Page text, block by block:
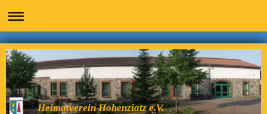
Heimatverein Hohenziatz e.V.